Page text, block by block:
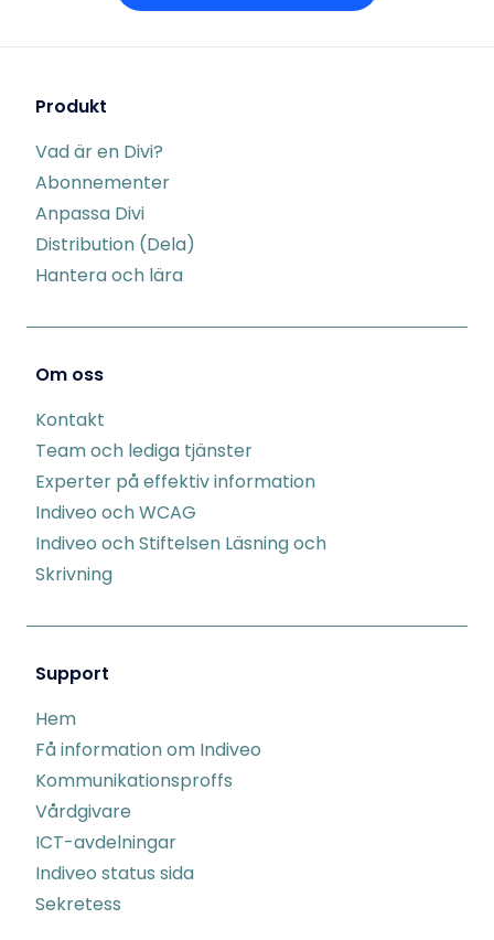
Produkt
Vad är en Divi?
Abonnementer
Anpassa Divi
Distribution (Dela)
Hantera och lära
Om oss
Kontakt
Team och lediga tjänster
Experter på effektiv information
Indiveo och WCAG
Indiveo och Stiftelsen Läsning och
Skrivning
Support
Hem
Få information om Indiveo
Kommunikationsproffs
Vårdgivare
ICT-avdelningar
Indiveo status sida
Sekretess